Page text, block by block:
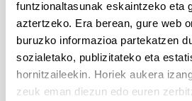
funtzionaltasunak eskaintzeko eta
aztertzeko. Era berean, gure web
buruzko informazioa partekatzen
sozialetako, publizitateko eta
hornitzaileekin. Horiek aukera
zeuk eman diezun edo euren